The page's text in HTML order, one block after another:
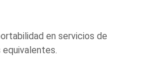
en servicios de